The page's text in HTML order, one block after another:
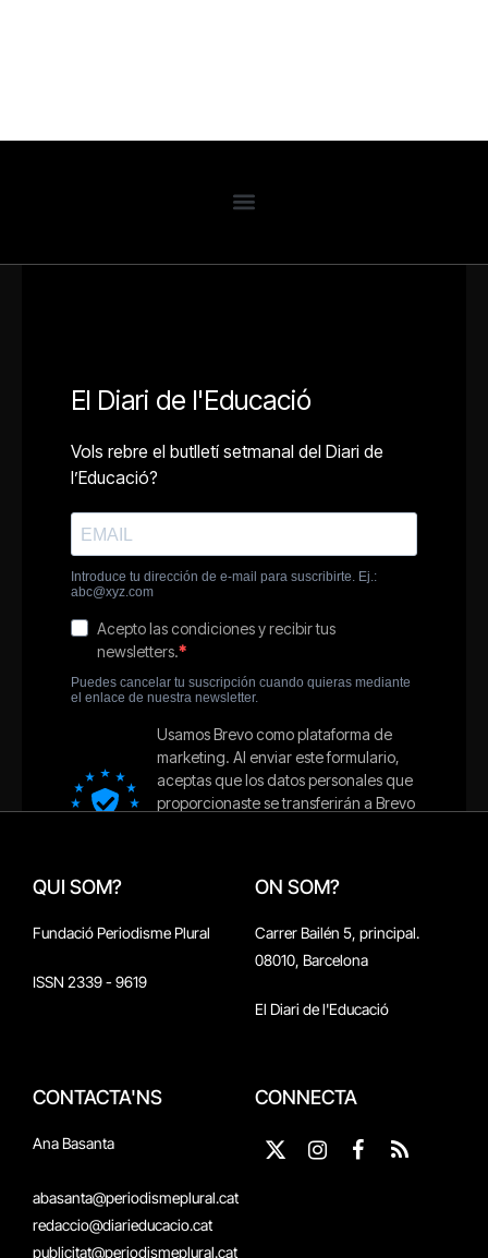
QUI SOM?
Fundació Periodisme Plural
ISSN 2339 - 9619
ON SOM?
Carrer Bailén 5, principal.
08010, Barcelona
El Diari de l'Educació
CONTACTA'NS
Ana Basanta
abasanta@periodismeplural.cat
redaccio@diarieducacio.cat
publicitat@periodismeplural.cat
CONNECTA
X
Instagram
Facebook
RSS